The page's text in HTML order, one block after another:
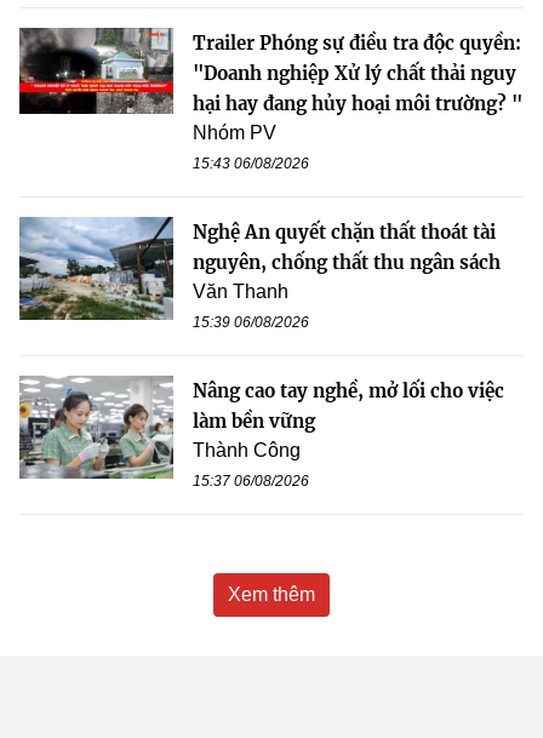
Trailer Phóng sự điều tra độc quyền:
"Doanh nghiệp Xử lý chất thải nguy
hại hay đang hủy hoại môi trường? "
Nhóm PV
15:43 06/08/2026
Nghệ An quyết chặn thất thoát tài
nguyên, chống thất thu ngân sách
Văn Thanh
15:39 06/08/2026
Nâng cao tay nghề, mở lối cho việc
làm bền vững
Thành Công
15:37 06/08/2026
Xem thêm